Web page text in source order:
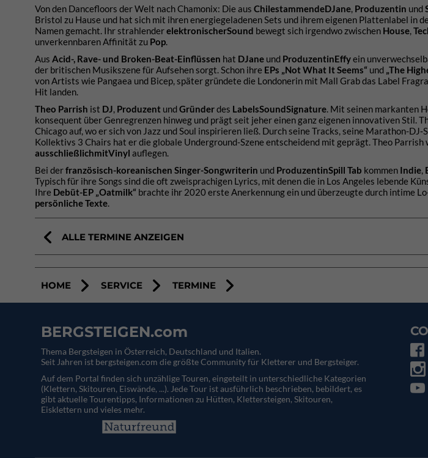
Von den Dancefloors der Welt nach Chamonix: Die aus ChilestammendeDJane, Produzentin und
Bristol zu Hause und hat sich mit ihren energiegeladenen Sets und ihrem eigenen Plattenlabel in
Namen gemacht. Ihr strahlenderelektronischerSound bewegt sich irgendwo zwischen House,
unverkennbaren Affinität zu Pop.
Aus Acid-, Rave- und Broken-Beat-Einflüssen hat DJane und ProduzentinEffyein
der britischen Musikszene für Aufsehen sorgt. Schon ihre EPs „Not What It Seems“ und „The
von Artists wie Pangaea und Bicep, später gründete die Londonerin mit Mall Grab das Label
Hit landen.
Theo Parrish ist DJ, Produzent undGründerdes LabelsSoundSignature. Mit seinen markanten
konsequent über Genregrenzen hinweg und prägt seit jeher einen ganz eigenen innovativen Stil.
Chicago auf, wo er sich von Jazz und Soul inspirieren ließ. Durch seine Tracks, seine Marathon-
Kollektivs 3 Chairs hat er die globale Underground-Szene entscheidend mit geprägt. Theo Parrish
ausschließlichmitVinyl auflegen.
Bei derfranzösisch-koreanischen Singer-Songwriterin und ProduzentinSpill Tab kommen Indie,
Typisch für ihre Songs sind die oft zweisprachigen Lyrics, mit denen die in Los Angeles lebende
Ihre Debüt-EP „Oatmilk“ brachte ihr 2020 erste Anerkennung ein und überzeugte durch intime
persönliche Texte.
ALLE TERMINE ANZEIGEN
HOME SERVICE TERMINE
BERGSTEIGEN.com
Thema Bergsteigen in Österreich, Deutschland und Italien.
Seit Jahren ist bergsteigen.com die größte Community für Kletterer und Bergsteiger.
Auf dem Portal finden sich unzählige Touren, eingeteilt in unterschiedliche Kategorien
(Klettern, Skitouren, Eiswände, ...). Jede Tour ist ausführlich beschrieben, bebildert, es
gibt aktuelle Tourentipps, Informationen zu Hütten, Klettersteigen, Skitouren,
Eisklettern und vieles mehr.